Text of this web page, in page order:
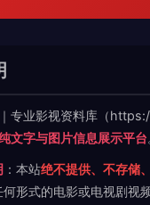
专业影视资料库（
文字与图片信息展示平台
：本站绝不提供、不存储
何形式的电影或电视剧视